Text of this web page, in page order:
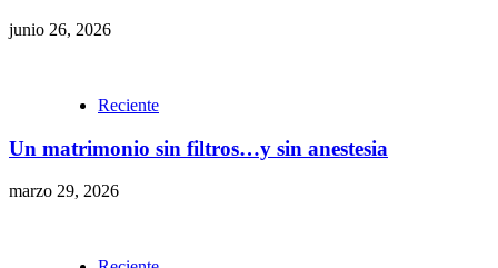
junio 26, 2026
Reciente
Un matrimonio sin filtros…y sin anestesia
marzo 29, 2026